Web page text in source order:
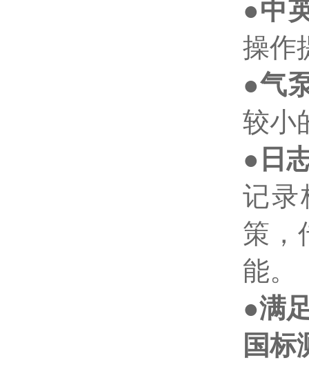
●中
操作
●气
较小
● 日
记录
策，
能。
●满
国标